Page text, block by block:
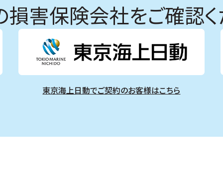
損害保険会社をご確認
東京海上日動でご契約のお客様はこちら